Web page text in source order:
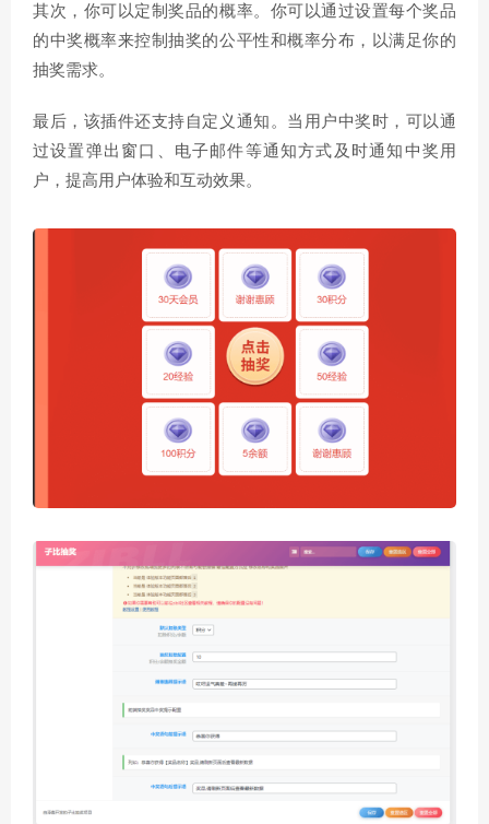
其次，你可以定制奖品的概率。你可以通过设置每个奖品
的中奖概率来控制抽奖的公平性和概率分布，以满足你的
抽奖需求。
最后，该插件还支持自定义通知。当用户中奖时，可以通
过设置弹出窗口、电子邮件等通知方式及时通知中奖用
户，提高用户体验和互动效果。